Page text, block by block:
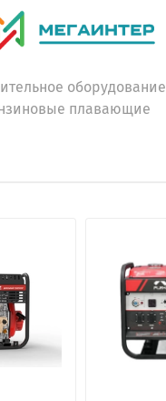
оборудование
плавающие